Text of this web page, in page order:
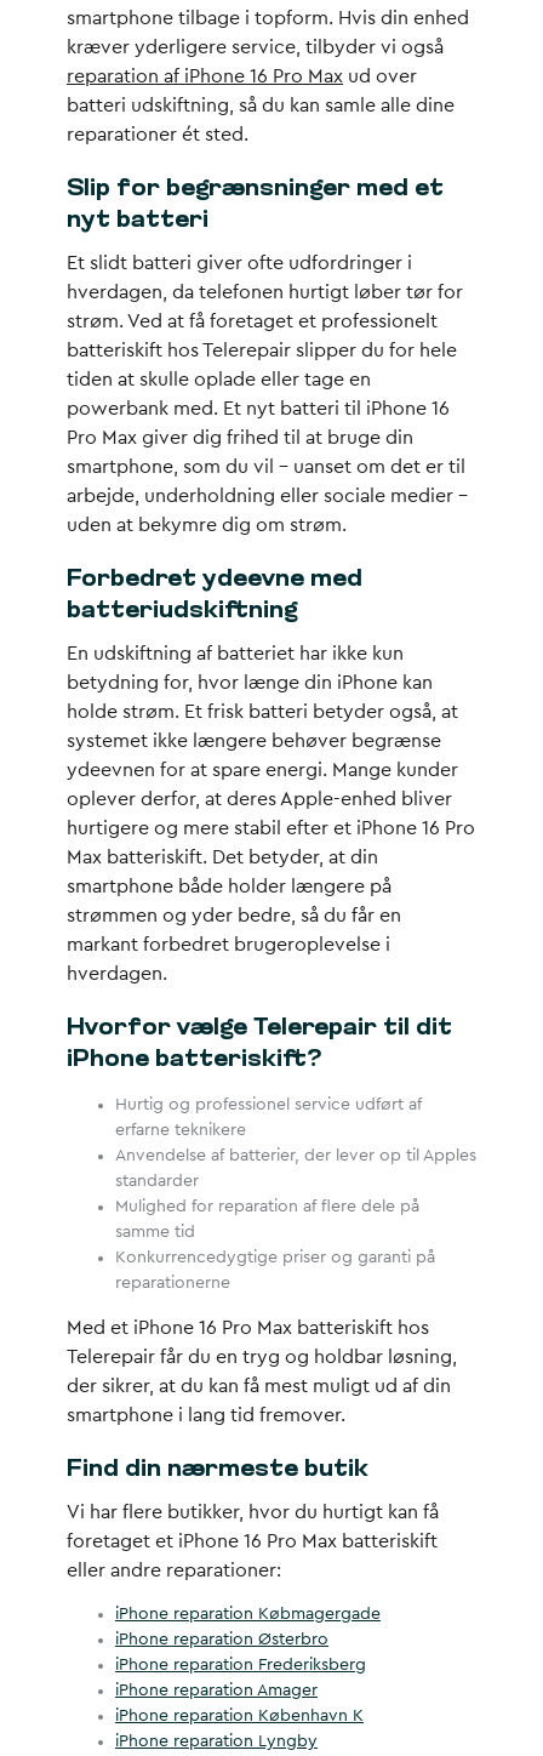
smartphone tilbage i topform. Hvis din enhed
kræver yderligere service, tilbyder vi også
reparation af iPhone 16 Pro Max ud over
batteri udskiftning, så du kan samle alle dine
reparationer ét sted.
Slip for begrænsninger med et
nyt batteri
Et slidt batteri giver ofte udfordringer i
hverdagen, da telefonen hurtigt løber tør for
strøm. Ved at få foretaget et professionelt
batteriskift hos Telerepair slipper du for hele
tiden at skulle oplade eller tage en
powerbank med. Et nyt batteri til iPhone 16
Pro Max giver dig frihed til at bruge din
smartphone, som du vil – uanset om det er til
arbejde, underholdning eller sociale medier –
uden at bekymre dig om strøm.
Forbedret ydeevne med
batteriudskiftning
En udskiftning af batteriet har ikke kun
betydning for, hvor længe din iPhone kan
holde strøm. Et frisk batteri betyder også, at
systemet ikke længere behøver begrænse
ydeevnen for at spare energi. Mange kunder
oplever derfor, at deres Apple-enhed bliver
hurtigere og mere stabil efter et iPhone 16 Pro
Max batteriskift. Det betyder, at din
smartphone både holder længere på
strømmen og yder bedre, så du får en
markant forbedret brugeroplevelse i
hverdagen.
Hvorfor vælge Telerepair til dit
iPhone batteriskift?
Hurtig og professionel service udført af
erfarne teknikere
Anvendelse af batterier, der lever op til Apples
standarder
Mulighed for reparation af flere dele på
samme tid
Konkurrencedygtige priser og garanti på
reparationerne
Med et iPhone 16 Pro Max batteriskift hos
Telerepair får du en tryg og holdbar løsning,
der sikrer, at du kan få mest muligt ud af din
smartphone i lang tid fremover.
Find din nærmeste butik
Vi har flere butikker, hvor du hurtigt kan få
foretaget et iPhone 16 Pro Max batteriskift
eller andre reparationer:
iPhone reparation Købmagergade
iPhone reparation Østerbro
iPhone reparation Frederiksberg
iPhone reparation Amager
iPhone reparation København K
iPhone reparation Lyngby